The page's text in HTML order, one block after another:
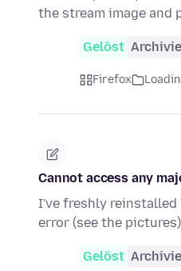
the stream image and
Gelöst
Firefox
Cannot access any
I've freshly reinstalled
error (see the
Gelöst